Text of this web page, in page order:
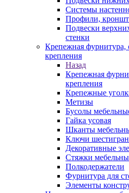
Системы
Профили,
Подвески
стенки
Крепежная фурнитура,
крепления
Назад
Крепежная
крепления
Крепежные
Метизы
Бусолы
Гайка усовая
Шканты
Ключи
Декоративные
Стяжки
Полкодержатели
Фурнитура для
Элементы